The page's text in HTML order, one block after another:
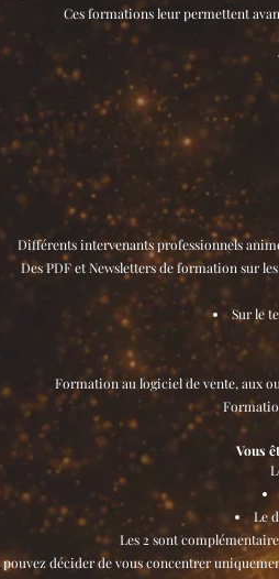
Ces formations leur permettent
Différents intervenants professionnels
Des PDF et Newsletters de formation sur
Sur le
Formation au logiciel de vente, aux
Vous
Le
Les 2 sont
décider de vous concentrer